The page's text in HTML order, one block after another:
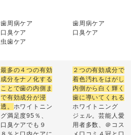
歯周病ケア
口臭ケア
虫歯ケア
歯周病ケア
口臭ケア
最多の４つの有効
成分をナノ化する
ことで歯の内側ま
で有効成分が浸
透。 ホワイトニン
グ満足度95％、
口臭ケアでも９
２つの有効成分で
着色汚れをはがし
内側から白く輝く
歯に導いてくれる
ホワイトニング
ジェル。芸能人愛
用者多数、＠コス